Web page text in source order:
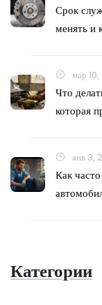
Срок
менять и
мар
Что
которая
янв 3,
Как
Категории